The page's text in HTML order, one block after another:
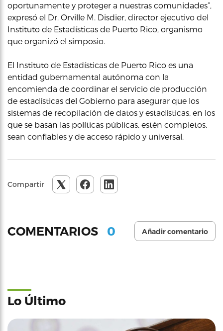
oportunamente y proteger a nuestras comunidades”,
expresó el Dr. Orville M. Disdier, director ejecutivo del
Instituto de Estadísticas de Puerto Rico, organismo
que organizó el simposio.
El Instituto de Estadísticas de Puerto Rico es una
entidad gubernamental autónoma con la
encomienda de coordinar el servicio de producción
de estadísticas del Gobierno para asegurar que los
sistemas de recopilación de datos y estadísticas, en los
que se basan las políticas públicas, estén completos,
sean confiables y de acceso rápido y universal.
Compartir
COMENTARIOS 0 Añadir comentario
Lo Último